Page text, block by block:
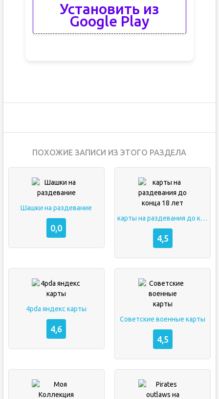
Установить из
Google Play
ПОХОЖИЕ ЗАПИСИ ИЗ ЭТОГО РАЗДЕЛА
Шашки на раздевание
0,0
карты на раздевания до конца 18 лет
4,5
4pda яндекс карты
4,6
Советские военные карты
4,5